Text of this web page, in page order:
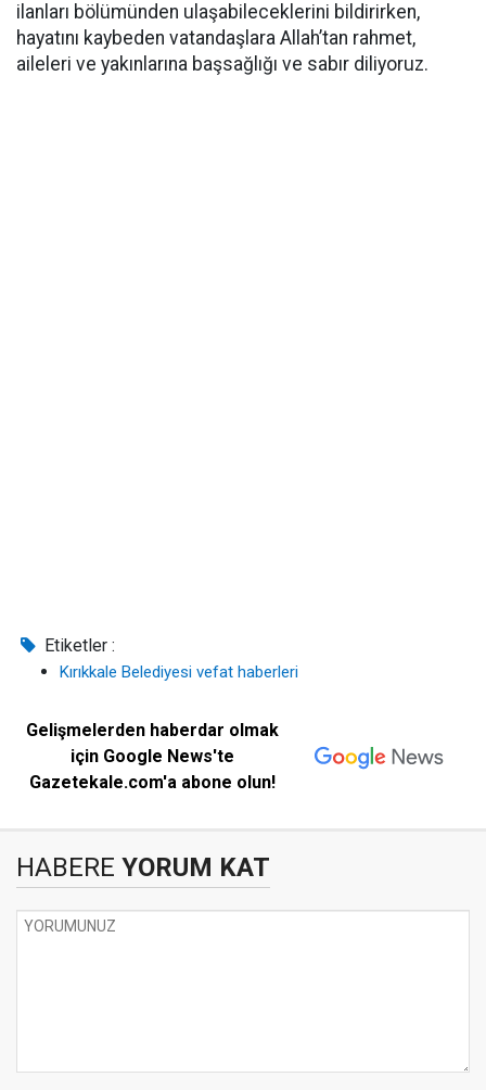
ilanları bölümünden ulaşabileceklerini bildirirken,
hayatını kaybeden vatandaşlara Allah’tan rahmet,
aileleri ve yakınlarına başsağlığı ve sabır diliyoruz.
Etiketler :
Kırıkkale Belediyesi vefat haberleri
Gelişmelerden haberdar olmak
için Google News'te
Gazetekale.com'a abone olun!
HABERE YORUM KAT